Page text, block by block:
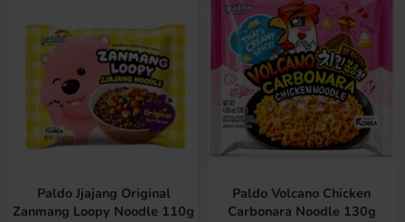
Paldo Jjajang Original
Zanmang Loopy Noodle 110g
Paldo Volcano Chicken
Carbonara Noodle 130g